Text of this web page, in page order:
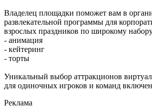
Владелец площадки поможет вам в
развлекательной программы для
взрослых праздников по широкому
- анимация
- кейтеринг
- торты
Уникальный выбор аттракционов
для одиночных игроков и команд
Реклама